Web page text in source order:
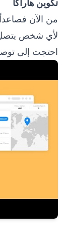
تكوين هاراكا
من الآن
لأي شخص يتصل
احتجت إلى